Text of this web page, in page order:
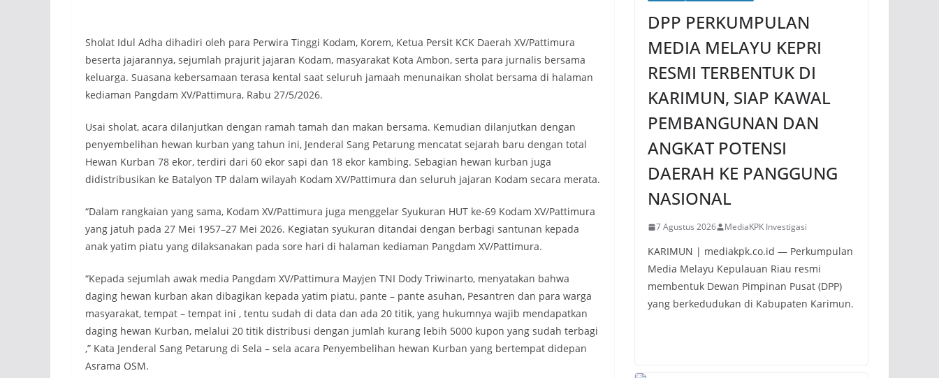
Sholat Idul Adha dihadiri oleh para Perwira Tinggi Kodam, Korem, Ketua Persit KCK Daerah XV/Pattimura
beserta jajarannya, sejumlah prajurit jajaran Kodam, masyarakat Kota Ambon, serta para jurnalis bersama
keluarga. Suasana kebersamaan terasa kental saat seluruh jamaah menunaikan sholat bersama di halaman
kediaman Pangdam XV/Pattimura, Rabu 27/5/2026.
Usai sholat, acara dilanjutkan dengan ramah tamah dan makan bersama. Kemudian dilanjutkan dengan
penyembelihan hewan kurban yang tahun ini, Jenderal Sang Petarung mencatat sejarah baru dengan total
Hewan Kurban 78 ekor, terdiri dari 60 ekor sapi dan 18 ekor kambing. Sebagian hewan kurban juga
didistribusikan ke Batalyon TP dalam wilayah Kodam XV/Pattimura dan seluruh jajaran Kodam secara merata.
“Dalam rangkaian yang sama, Kodam XV/Pattimura juga menggelar Syukuran HUT ke-69 Kodam XV/Pattimura
yang jatuh pada 27 Mei 1957–27 Mei 2026. Kegiatan syukuran ditandai dengan berbagi santunan kepada
anak yatim piatu yang dilaksanakan pada sore hari di halaman kediaman Pangdam XV/Pattimura.
“Kepada sejumlah awak media Pangdam XV/Pattimura Mayjen TNI Dody Triwinarto, menyatakan bahwa
daging hewan kurban akan dibagikan kepada yatim piatu, pante – pante asuhan, Pesantren dan para warga
masyarakat, tempat – tempat ini , tentu sudah di data dan ada 20 titik, yang hukumnya wajib mendapatkan
daging hewan Kurban, melalui 20 titik distribusi dengan jumlah kurang lebih 5000 kupon yang sudah terbagi
,” Kata Jenderal Sang Petarung di Sela – sela acara Penyembelihan hewan Kurban yang bertempat didepan
Asrama OSM.
DPP PERKUMPULAN
MEDIA MELAYU KEPRI
RESMI TERBENTUK DI
KARIMUN, SIAP KAWAL
PEMBANGUNAN DAN
ANGKAT POTENSI
DAERAH KE PANGGUNG
NASIONAL
7 Agustus 2026 MediaKPK Investigasi
KARIMUN | mediakpk.co.id — Perkumpulan
Media Melayu Kepulauan Riau resmi
membentuk Dewan Pimpinan Pusat (DPP)
yang berkedudukan di Kabupaten Karimun.